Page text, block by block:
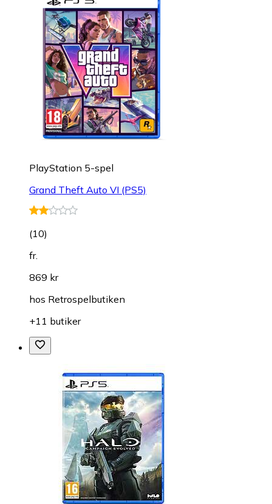
PlayStation 5-spel
Grand Theft Auto VI (PS5)
(10)
fr.
869 kr
hos Retrospelbutiken
+11 butiker